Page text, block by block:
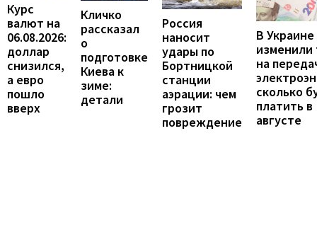
Курс
валют на
06.08.2026:
доллар
снизился,
а евро
пошло
вверх
Кличко
рассказал
о
подготовке
Киева к
зиме:
детали
Россия
наносит
удары по
Бортницкой
станции
аэрации: чем
грозит
повреждение
В Украине
на
сколько
платить в
августе